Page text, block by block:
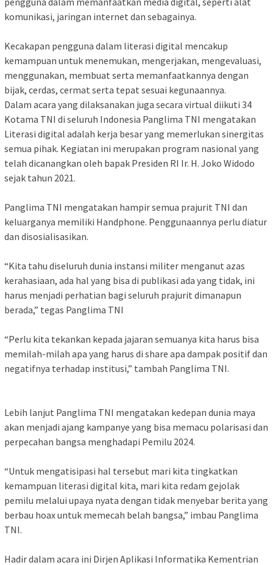
komunikasi, jaringan internet dan sebagainya.
Kecakapan pengguna dalam literasi digital mencakup
kemampuan untuk menemukan, mengerjakan, mengevaluasi,
menggunakan, membuat serta memanfaatkannya dengan
bijak, cerdas, cermat serta tepat sesuai kegunaannya.
Dalam acara yang dilaksanakan juga secara virtual diikuti 34
Kotama TNI di seluruh Indonesia Panglima TNI mengatakan
Literasi digital adalah kerja besar yang memerlukan sinergitas
semua pihak. Kegiatan ini merupakan program nasional yang
telah dicanangkan oleh bapak Presiden RI Ir. H. Joko Widodo
sejak tahun 2021.
Panglima TNI mengatakan hampir semua prajurit TNI dan
keluarganya memiliki Handphone. Penggunaannya perlu diatur
dan disosialisasikan.
“Kita tahu diseluruh dunia instansi militer menganut azas
kerahasiaan, ada hal yang bisa di publikasi ada yang tidak, ini
harus menjadi perhatian bagi seluruh prajurit dimanapun
berada,” tegas Panglima TNI
“Perlu kita tekankan kepada jajaran semuanya kita harus bisa
memilah-milah apa yang harus di share apa dampak positif dan
negatifnya terhadap institusi,” tambah Panglima TNI.
Lebih lanjut Panglima TNI mengatakan kedepan dunia maya
akan menjadi ajang kampanye yang bisa memacu polarisasi dan
perpecahan bangsa menghadapi Pemilu 2024.
“Untuk mengatisipasi hal tersebut mari kita tingkatkan
kemampuan literasi digital kita, mari kita redam gejolak
pemilu melalui upaya nyata dengan tidak menyebar berita yang
berbau hoax untuk memecah belah bangsa,” imbau Panglima
TNI.
Hadir dalam acara ini Dirjen Aplikasi Informatika Kementrian